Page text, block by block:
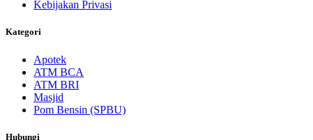
Kebijakan Privasi
Kategori
Apotek
ATM BCA
ATM BRI
Masjid
Pom Bensin (SPBU)
Hubungi